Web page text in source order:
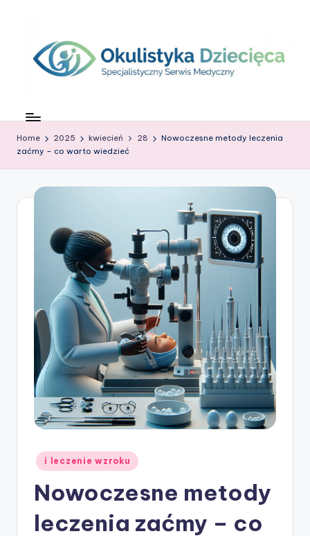
content
z
k
o
w
ie
Home 2025 kwiecień 28
Nowoczesne metody leczenia
zaćmy – co warto wiedzieć
Posted
in
i leczenie wzroku
Nowoczesne metody
leczenia zaćmy – co